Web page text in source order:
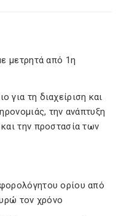
μετρητά από 1η
για τη διαχείριση και
την ανάπτυξη
την προστασία των
ορίου από
τον χρόνο